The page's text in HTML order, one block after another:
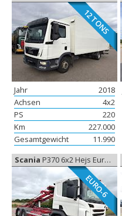
12 TONS
Jahr
2018
Achsen
4x2
PS
220
Km
227.000
Gesamtgewicht
11.990
Scania P370 6x2 Hejs Euro-6, Abroll kipper
EURO-6